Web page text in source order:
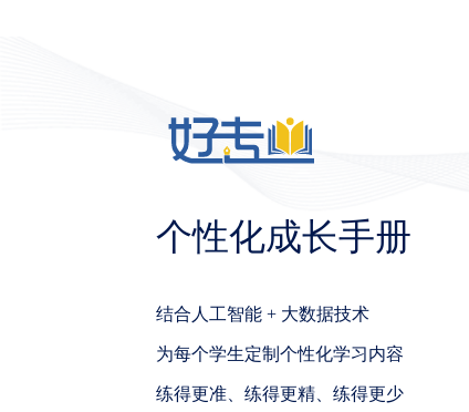
个性化成长手册
结合人工智能 + 大数据技术
为每个学生定制个性化学习内容
练得更准、练得更精、练得更少